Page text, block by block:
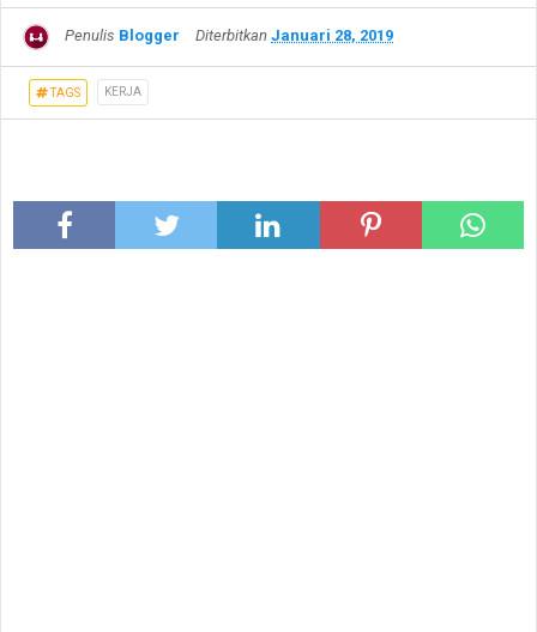
Penulis Blogger Diterbitkan Januari 28, 2019
TAGS KERJA